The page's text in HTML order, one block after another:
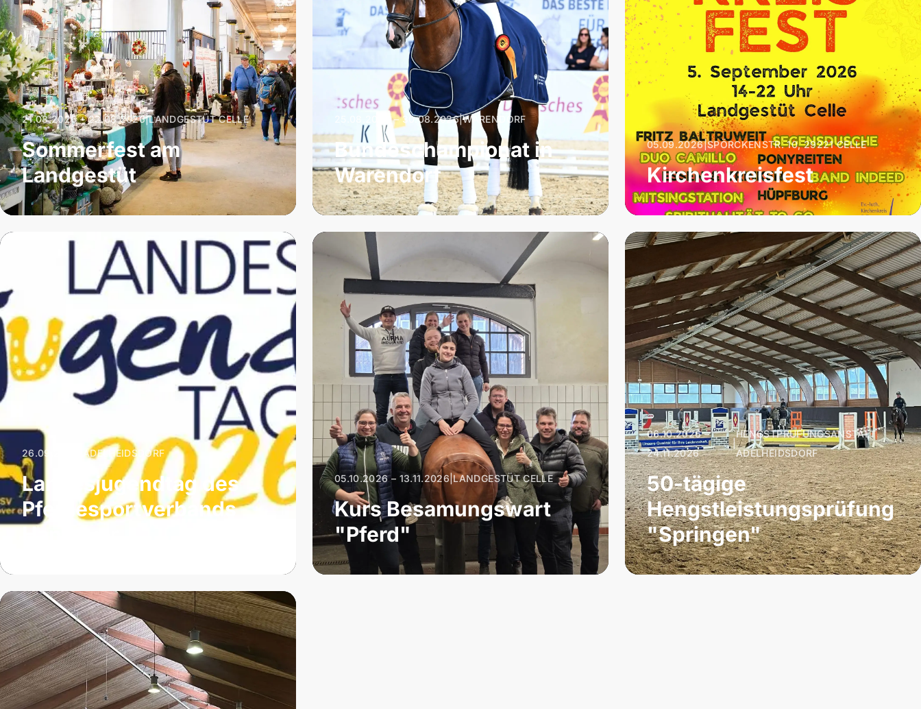
21.08.2026 – 23.08.2026|LANDGESTÜT CELLE
Sommerfest am
Landgestüt
25.08.2026 – 30.08.2026|WARENDORF
Bundeschampionat in
Warendorf
05.09.2026|SPÖRCKENSTR. 10, 29221 CELLE
Kirchenkreisfest
26.09.2026 ADELHEIDSDORF
Landesjugendtag des
Pferdesportverbands
Hannover
05.10.2026 – 13.11.2026|LANDGESTÜT CELLE
Kurs Besamungswart
"Pferd"
06.10.2026 –
24.11.2026
|
HENGSTPRÜFUNGSANSTALT
ADELHEIDSDORF
50-tägige
Hengstleistungsprüfung
"Springen"